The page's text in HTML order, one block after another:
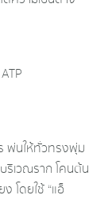
พ่นให้ทั่วทรงพุ่ม
ริเวณราก โคนต้น
โดยใช้ “แอ็